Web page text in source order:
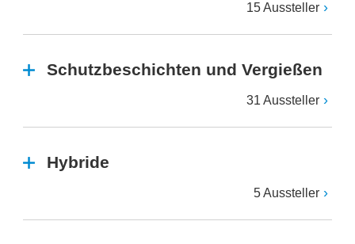
15 Aussteller
Schutzbeschichten und Vergießen
31 Aussteller
Hybride
5 Aussteller